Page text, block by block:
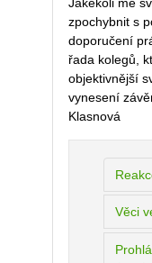
Jakékoli mé
zpochybnit s
doporučení
řada kolegů,
objektivnější
vynesení
Klasnová
Věci